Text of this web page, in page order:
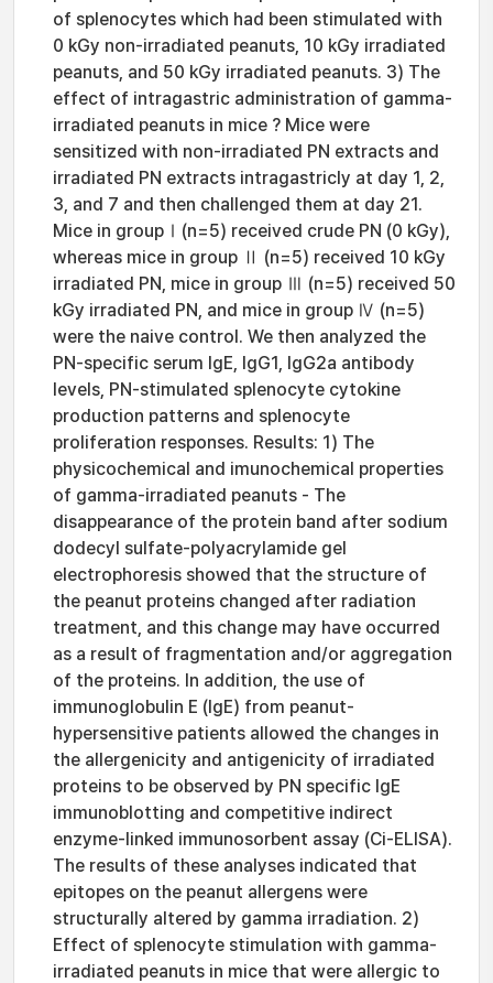
of splenocytes which had been stimulated with
0 kGy non-irradiated peanuts, 10 kGy irradiated
peanuts, and 50 kGy irradiated peanuts. 3) The
effect of intragastric administration of gamma-
irradiated peanuts in mice ? Mice were
sensitized with non-irradiated PN extracts and
irradiated PN extracts intragastricly at day 1, 2,
3, and 7 and then challenged them at day 21.
Mice in groupⅠ(n=5) received crude PN (0 kGy),
whereas mice in group Ⅱ (n=5) received 10 kGy
irradiated PN, mice in group Ⅲ (n=5) received 50
kGy irradiated PN, and mice in group Ⅳ (n=5)
were the naive control. We then analyzed the
PN-specific serum IgE, IgG1, IgG2a antibody
levels, PN-stimulated splenocyte cytokine
production patterns and splenocyte
proliferation responses. Results: 1) The
physicochemical and imunochemical properties
of gamma-irradiated peanuts - The
disappearance of the protein band after sodium
dodecyl sulfate-polyacrylamide gel
electrophoresis showed that the structure of
the peanut proteins changed after radiation
treatment, and this change may have occurred
as a result of fragmentation and/or aggregation
of the proteins. In addition, the use of
immunoglobulin E (IgE) from peanut-
hypersensitive patients allowed the changes in
the allergenicity and antigenicity of irradiated
proteins to be observed by PN specific IgE
immunoblotting and competitive indirect
enzyme-linked immunosorbent assay (Ci-ELISA).
The results of these analyses indicated that
epitopes on the peanut allergens were
structurally altered by gamma irradiation. 2)
Effect of splenocyte stimulation with gamma-
irradiated peanuts in mice that were allergic to